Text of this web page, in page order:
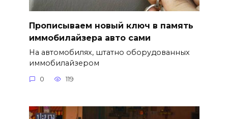
Прописываем новый ключ в память
иммобилайзера авто сами
На автомобилях, штатно оборудованных
иммобилайзером
0 119